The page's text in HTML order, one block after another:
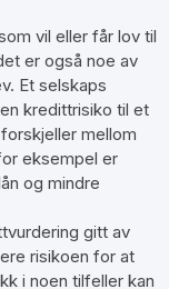
vil eller får lov til
er også noe av
Et selskaps
kredittrisiko til et
mellom
eksempel er
og mindre
gitt av
risikoen for at
i noen tilfeller kan